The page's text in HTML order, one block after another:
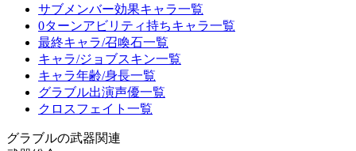
サブメンバー効果キャラ一覧
0ターンアビリティ持ちキャラ一覧
最終キャラ/召喚石一覧
キャラ/ジョブスキン一覧
キャラ年齢/身長一覧
グラブル出演声優一覧
クロスフェイト一覧
グラブルの武器関連